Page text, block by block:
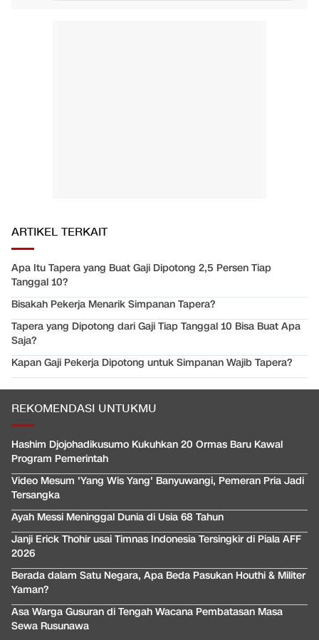
ARTIKEL TERKAIT
Apa Itu Tapera yang Buat Gaji Dipotong 2,5 Persen Tiap
Tanggal 10?
Bisakah Pekerja Menarik Simpanan Tapera?
Tapera yang Dipotong dari Gaji Tiap Tanggal 10 Bisa Buat Apa
Saja?
Kapan Gaji Pekerja Dipotong untuk Simpanan Wajib Tapera?
REKOMENDASI UNTUKMU
Hashim Djojohadikusumo Kukuhkan 20 Ormas Baru Kawal
Program Pemerintah
Video Mesum 'Yang Wis Yang' Banyuwangi, Pemeran Pria Jadi
Tersangka
Ayah Messi Meninggal Dunia di Usia 68 Tahun
Janji Erick Thohir usai Timnas Indonesia Tersingkir di Piala AFF
2026
Berada dalam Satu Negara, Apa Beda Pasukan Houthi & Militer
Yaman?
Asa Warga Gusuran di Tengah Wacana Pembatasan Masa
Sewa Rusunawa